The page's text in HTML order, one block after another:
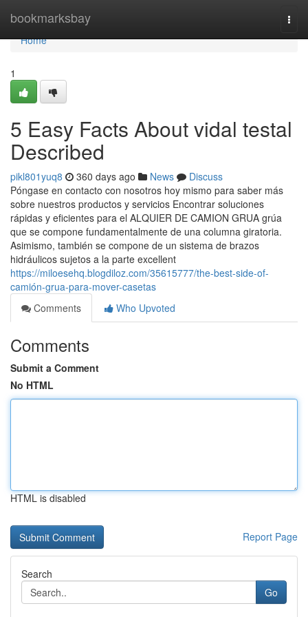
bookmarksbay
Home
Home
1
5 Easy Facts About vidal testal
Described
pikl801yuq8 360 days ago News
Discuss
Póngase en contacto con nosotros hoy mismo para saber más
sobre nuestros productos y servicios Encontrar soluciones
rápidas y eficientes para el ALQUIER DE CAMION GRUA grúa
que se compone fundamentalmente de una columna giratoria.
Asimismo, también se compone de un sistema de brazos
hidráulicos sujetos a la parte excellent
https://miloesehq.blogdiloz.com/35615777/the-best-side-of-
camión-grua-para-mover-casetas
Comments
Who Upvoted
Comments
Submit a Comment
No HTML
HTML is disabled
Report Page
Search
Go